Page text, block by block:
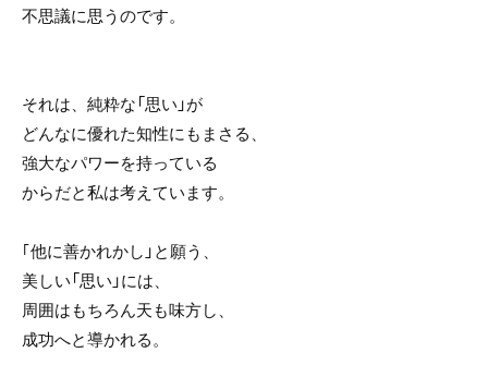
不思議に思うのです。
それは、純粋な「思い」が
どんなに優れた知性にもまさる、
強大なパワーを持っている
からだと私は考えています。
｢他に善かれかし」と願う、
美しい「思い」には、
周囲はもちろん天も味方し、
成功へと導かれる。